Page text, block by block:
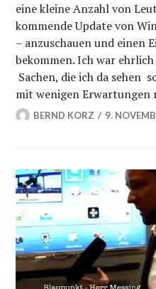
eine kleine Anzahl von
kommende Update von
– anzuschauen und einen
bekommen. Ich war
Sachen, die ich da sehen
mit wenigen
BERND KORZ 9.